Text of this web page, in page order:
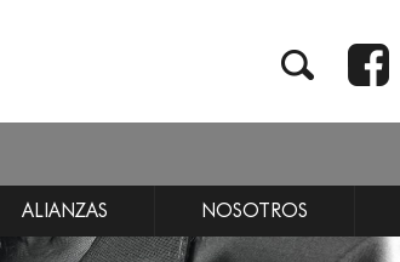
ALIANZAS NOSOTROS